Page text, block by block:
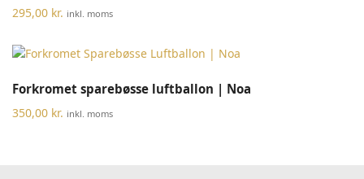
295,00 kr. inkl. moms
Forkromet sparebøsse luftballon | Noa
350,00 kr. inkl. moms